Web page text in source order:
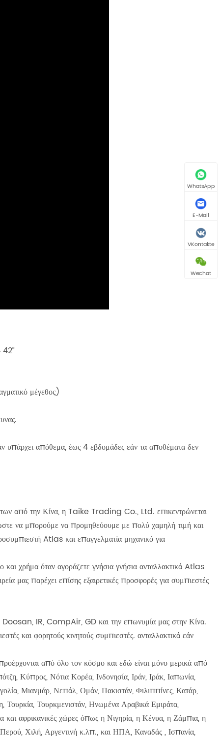
μέγεθος)
απόθεμα, έως 4 εβδομάδες εάν τα αποθέματα δεν
από την Κίνα, η Taike Trading Co., Ltd. επικεντρώνεται
να μπορούμε να προμηθεύουμε με πολύ χαμηλή τιμή και
Atlas και επαγγελματία μηχανικό για
χρήμα όταν αγοράζετε γνήσια γνήσια ανταλλακτικά Atlas
παρέχει επίσης εξαιρετικές προσφορές για συμπιεστές
IR, CompAir, GD και την επωνυμία μας στην Κίνα.
και φορητούς κινητούς συμπιεστές. ανταλλακτικά εάν
από όλο τον κόσμο και εδώ είναι μόνο μερικά από
Κύπρος, Νότια Κορέα, Ινδονησία, Ιράν, Ιράκ, Ιαπωνία,
Μιανμάρ, Νεπάλ, Ομάν, Πακιστάν, Φιλιππίνες, Κατάρ,
Τουρκία, Τουρκμενιστάν, Ηνωμένα Αραβικά Εμιράτα,
αφρικανικές χώρες όπως η Νιγηρία, η Κένυα, η Ζάμπια, η
Χιλή, Αργεντινή κ.λπ., και ΗΠΑ, Καναδάς , Ισπανία,
WhatsApp
E-Mail
VKontakte
Wechat